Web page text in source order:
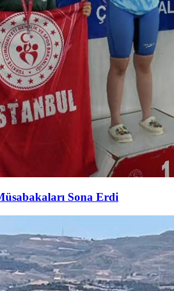
Sona Erdi